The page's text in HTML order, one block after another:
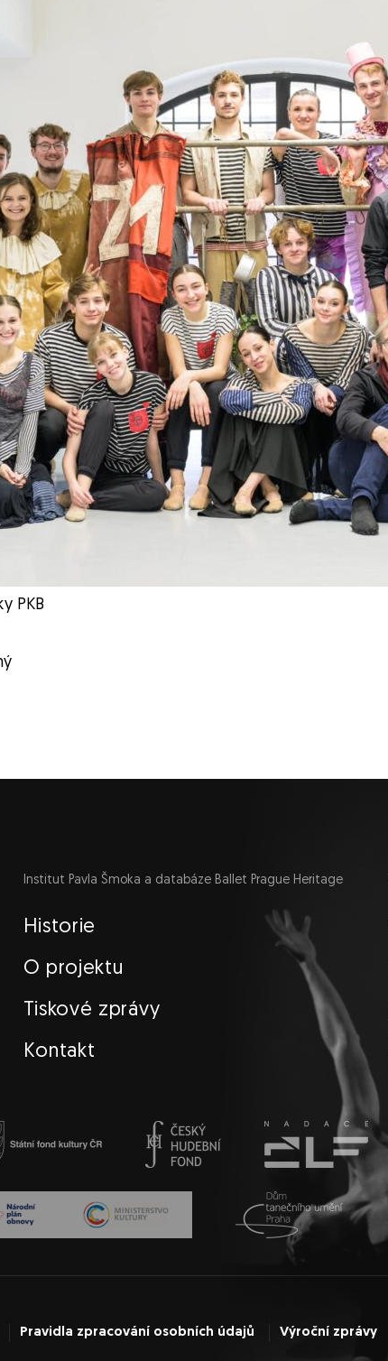
PKB
Institut Pavla Šmoka a databáze Ballet Prague Heritage
Historie
O projektu
Tiskové zprávy
Kontakt
Pravidla zpracování osobních údajů Výroční zprávy